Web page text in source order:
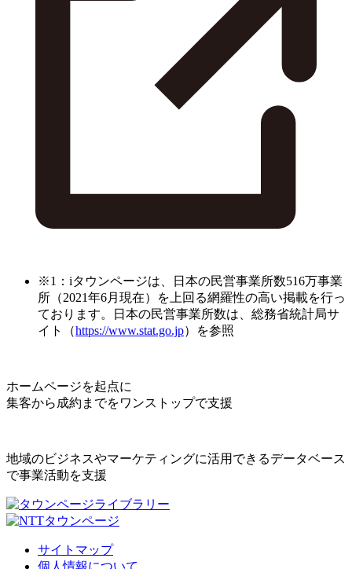
※1：iタウンページは、日本の民営事業所数516万事業
所（2021年6月現在）を上回る網羅性の高い掲載を行っ
ております。日本の民営事業所数は、総務省統計局サ
イト（https://www.stat.go.jp）を参照
ホームページを起点に
集客から成約までをワンストップで支援
地域のビジネスやマーケティングに活用できるデータベース
で事業活動を支援
サイトマップ
個人情報について